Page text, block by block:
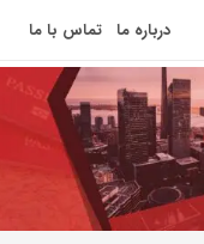
درباره ما تماس با ما